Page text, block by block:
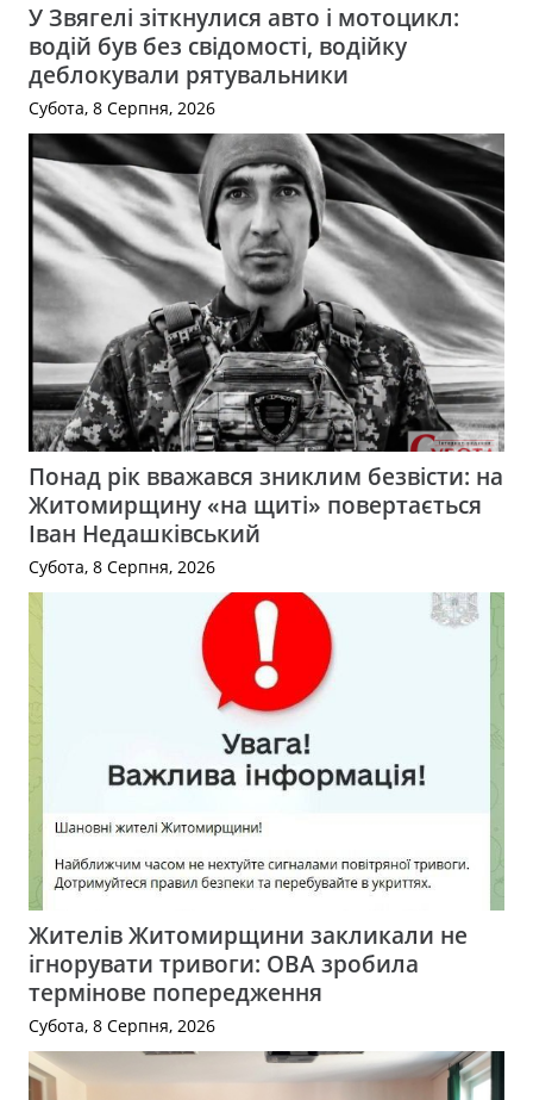
У Звягелі зіткнулися авто і мотоцикл:
водій був без свідомості, водійку
деблокували рятувальники
Субота, 8 Серпня, 2026
Понад рік вважався зниклим безвісти: на
Житомирщину «на щиті» повертається
Іван Недашківський
Субота, 8 Серпня, 2026
Жителів Житомирщини закликали не
ігнорувати тривоги: ОВА зробила
термінове попередження
Субота, 8 Серпня, 2026